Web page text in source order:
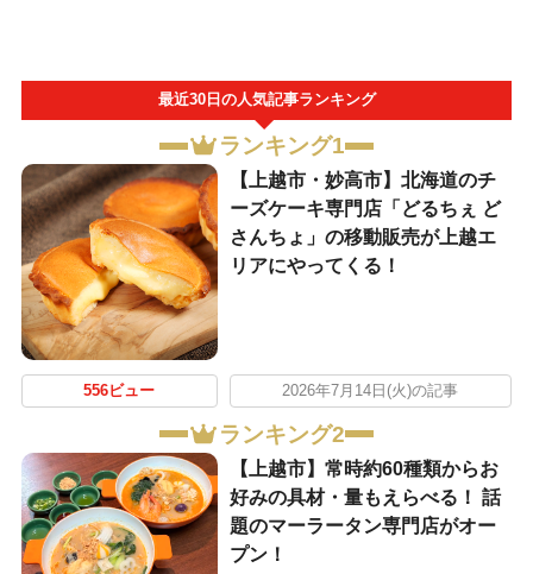
最近30日の人気記事ランキング
ランキング1
【上越市・妙高市】北海道のチ
ーズケーキ専門店「どるちぇ ど
さんちょ」の移動販売が上越エ
リアにやってくる！
556ビュー 2026年7月14日(火)の記事
ランキング2
【上越市】常時約60種類からお
好みの具材・量もえらべる！ 話
題のマーラータン専門店がオー
プン！